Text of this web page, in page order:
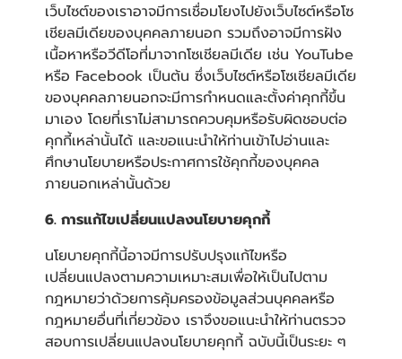
เว็บไซต์ของเราอาจมีการเชื่อมโยงไปยังเว็บไซต์หรือโซ
เชียลมีเดียของบุคคลภายนอก รวมถึงอาจมีการฝัง
เนื้อหาหรือวีดีโอที่มาจากโซเชียลมีเดีย เช่น YouTube
หรือ Facebook เป็นต้น ซึ่งเว็บไซต์หรือโซเชียลมีเดีย
ของบุคคลภายนอกจะมีการกำหนดและตั้งค่าคุกกี้ขึ้น
มาเอง โดยที่เราไม่สามารถควบคุมหรือรับผิดชอบต่อ
คุกกี้เหล่านั้นได้ และขอแนะนำให้ท่านเข้าไปอ่านและ
ศึกษานโยบายหรือประกาศการใช้คุกกี้ของบุคคล
ภายนอกเหล่านั้นด้วย
6. การแก้ไขเปลี่ยนแปลงนโยบายคุกกี้
นโยบายคุกกี้นี้อาจมีการปรับปรุงแก้ไขหรือ
เปลี่ยนแปลงตามความเหมาะสมเพื่อให้เป็นไปตาม
กฎหมายว่าด้วยการคุ้มครองข้อมูลส่วนบุคคลหรือ
กฎหมายอื่นที่เกี่ยวข้อง เราจึงขอแนะนำให้ท่านตรวจ
สอบการเปลี่ยนแปลงนโยบายคุกกี้ ฉบับนี้เป็นระยะ ๆ